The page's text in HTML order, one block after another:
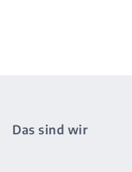
Das sind wir